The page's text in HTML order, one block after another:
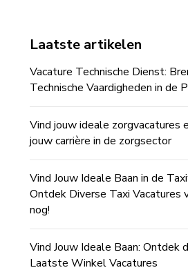
Laatste artikelen
Vacature Technische Dienst:
Technische Vaardigheden in de
Vind jouw ideale zorgvacatures
jouw carrière in de zorgsector
Vind Jouw Ideale Baan in de
Ontdek Diverse Taxi Vacatures
nog!
Vind Jouw Ideale Baan: Ontdek
Laatste Winkel Vacatures